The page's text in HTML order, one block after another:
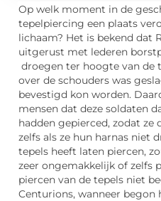
Op welk moment in de
tepelpiercing een plaats
lichaam? Het is bekend dat
uitgerust met lederen
droegen ter hoogte van de
over de schouders was
bevestigd kon worden.
mensen dat deze soldaten
hadden gepierced, zodat ze
zelfs als ze hun harnas niet
tepels heeft laten piercen,
zeer ongemakkelijk of zelfs
piercen van de tepels niet
Centurions, wanneer begon